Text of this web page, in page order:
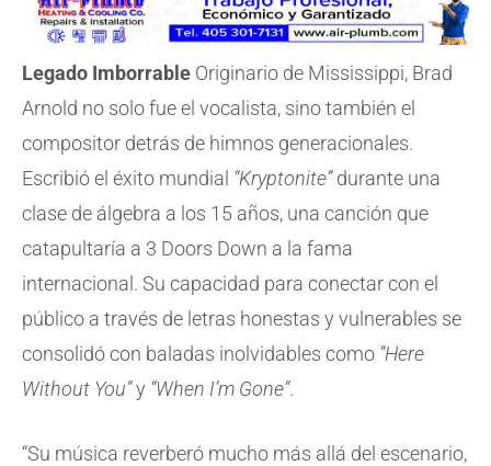
Legado Imborrable Originario de Mississippi, Brad
Arnold no solo fue el vocalista, sino también el
compositor detrás de himnos generacionales.
Escribió el éxito mundial “Kryptonite”durante una
clase de álgebra a los 15 años, una canción que
catapultaría a 3 Doors Down a la fama
internacional. Su capacidad para conectar con el
público a través de letras honestas y vulnerables se
consolidó con baladas inolvidables como “Here
Without You”y “When I’m Gone”.
“Su música reverberó mucho más allá del escenario,